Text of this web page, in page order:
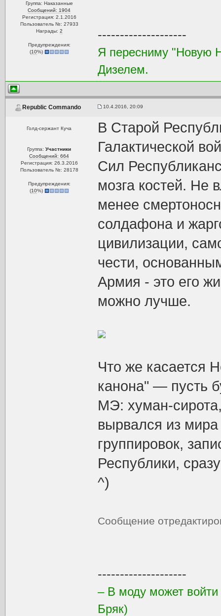
Группа: Наказанные
Сообщений: 1904
Регистрация: 2.1.2016
Пользователь №: 27933
Награды: 2
Предупреждения:
(10%)
--------------------
Я пересниму "Новую
Дизелем.
Republic Commando 10.4.2016, 20:09
Голд-сержант Куча
Группа:Участники
Сообщений: 664
Регистрация: 26.3.2016
Пользователь №: 28178
Предупреждения:
(10%)
В Старой
Галактической
Сил
мозга костей. Не
менее
солдафона и
цивилизации,
чести,
Армия - это его
можно лучше.
Что же касается
канона" — пусть
МЭ: хуман-
вырвался из мира
группировок,
Республики,
^)
Сообщение
--------------------
– В моду может
Бряк)